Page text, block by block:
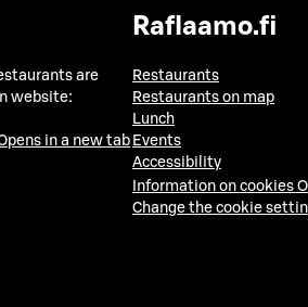
are
website:
in a new tab
Raflaamo.fi
Restaurants
Restaurants on map
Lunch
Events
Accessibility
Information on cookies
Change the cookie